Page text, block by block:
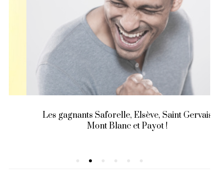
Les gagnants Saforelle, Elsève, Saint Gervais
Mont Blanc et Payot !